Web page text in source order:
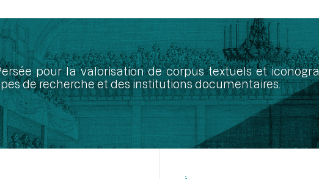
pour la valorisation de corpus textuels et
de recherche et des institutions documentaires.